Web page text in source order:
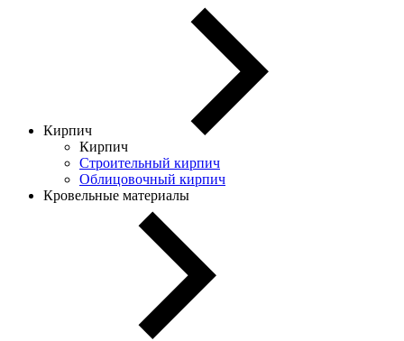
Кирпич
Кирпич
Строительный кирпич
Облицовочный кирпич
Кровельные материалы